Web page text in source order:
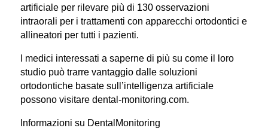
artificiale per rilevare più di 130 osservazioni
intraorali per i trattamenti con apparecchi ortodontici e
allineatori per tutti i pazienti.
I medici interessati a saperne di più su come il loro
studio può trarre vantaggio dalle soluzioni
ortodontiche basate sull’intelligenza artificiale
possono visitare dental-monitoring.com.
Informazioni su DentalMonitoring